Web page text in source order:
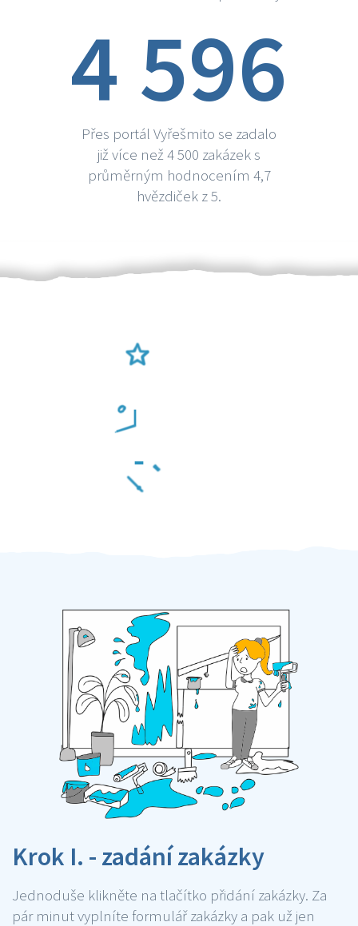
4 596
Přes portál Vyřešmito se zadalo
již více než 4 500 zakázek s
průměrným hodnocením 4,7
hvězdiček z 5.
Krok I. - zadání zakázky
Jednoduše klikněte na tlačítko přidání zakázky. Za
pár minut vyplníte formulář zakázky a pak už jen